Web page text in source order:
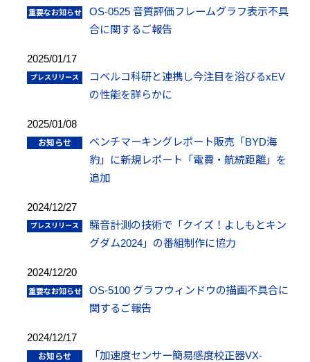
OS-0525 音質評価フレームグラフ表示不具
合に関するご報告
2025/01/17
コベルコ科研と連携し今注目を浴びるxEV
の性能を詳らかに
2025/01/08
ベンチマーキングレポート販売「BYD海
豹」に新規レポート「電費・航続距離」を
追加
2024/12/27
騒音計測の技術で「クイズ！よしもとキン
グダム2024」の番組制作に協力
2024/12/20
OS-5100 グラフウィンドウの描画不具合に
関するご報告
2024/12/17
「加速度センサー簡易感度校正器VX-